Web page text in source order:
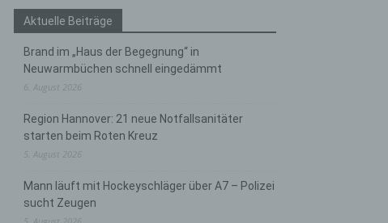
Aktuelle Beiträge
Brand im „Haus der Begegnung“ in
Neuwarmbüchen schnell eingedämmt
6. August 2026
Region Hannover: 21 neue Notfallsanitäter
starten beim Roten Kreuz
5. August 2026
Mann läuft mit Hockeyschläger über A7 – Polizei
sucht Zeugen